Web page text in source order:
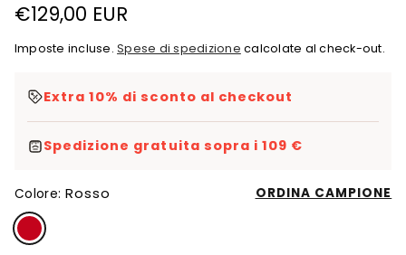
Prezzo
di
€129,00 EUR
Imposte incluse.Spese di spedizione calcolate al check-out.
Extra 10% di sconto al checkout
Spedizione gratuita sopra i 109 €
Colore:Rosso ORDINA CAMPIONE